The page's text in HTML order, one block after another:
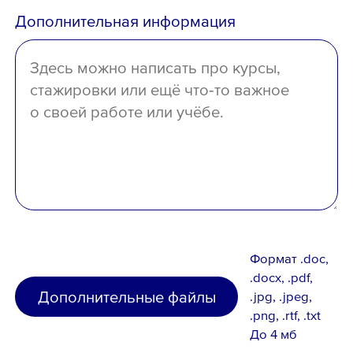
отсутствует
Дополнительная информация
Дополнительные файлы
Формат .doc,
.docx, .pdf,
.jpg, .jpeg,
.png, .rtf, .txt
До 4 мб